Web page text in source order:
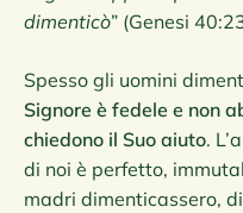
dimenticò” (Genesi
Spesso gli uomini
Signore è fedele e non
chiedono il Suo aiuto.
di noi è perfetto,
madri dimenticassero,